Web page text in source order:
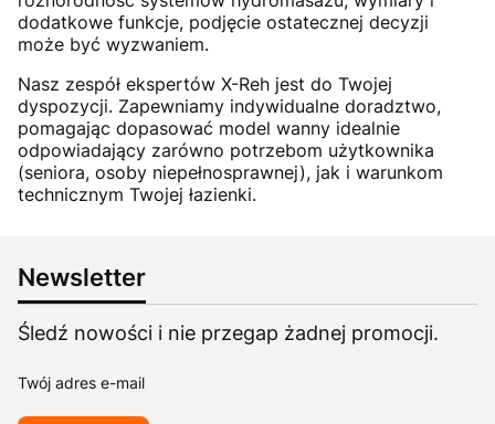
dodatkowe funkcje, podjęcie ostatecznej decyzji
może być wyzwaniem.
Nasz zespół ekspertów X-Reh jest do Twojej
dyspozycji. Zapewniamy indywidualne doradztwo,
pomagając dopasować model wanny idealnie
odpowiadający zarówno potrzebom użytkownika
(seniora, osoby niepełnosprawnej), jak i warunkom
technicznym Twojej łazienki.
Newsletter
Śledź nowości i nie przegap żadnej promocji.
Twój adres e-mail